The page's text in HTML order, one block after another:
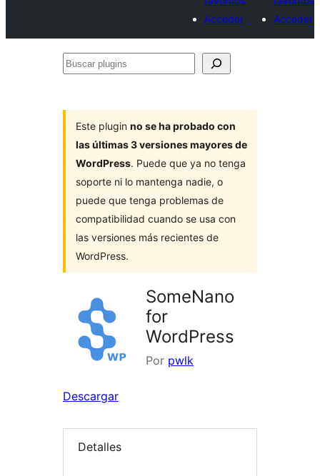
Acceder
Acceder
Buscar
Este plugin no se ha probado con
las últimas 3 versiones mayores de
WordPress. Puede que ya no tenga
soporte ni lo mantenga nadie, o
puede que tenga problemas de
compatibilidad cuando se usa con
las versiones más recientes de
WordPress.
SomeNano
for
WordPress
Por pwlk
Descargar
Detalles